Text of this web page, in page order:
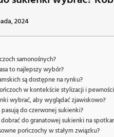
2024
samonośnych?
to najlepszy wybór?
są dostępne na rynku?
w kontekście stylizacji i
wybrać, aby wyglądać zjawiskowo?
do czerwonej sukienki?
do granatowej sukienki na
pończochy w stałym związku?